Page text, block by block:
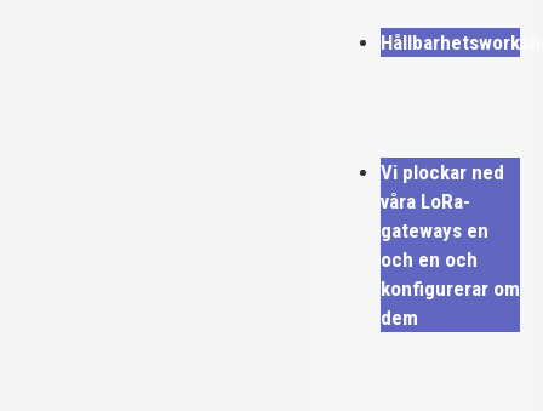
Vi plockar ned
våra LoRa-
gateways en
och en och
konfigurerar om
dem